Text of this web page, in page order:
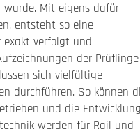
wurde. Mit eigens dafür
entsteht so eine
exakt verfolgt und
der Prüflinge
sich vielfältige
durchführen. So können
und die Entwicklung
werden für Rail und